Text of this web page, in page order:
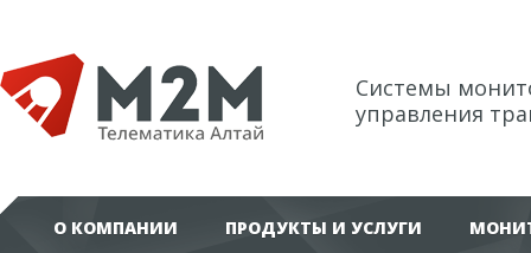
Системы
управления
О КОМПАНИИ ПРОДУКТЫ И УСЛУГИ